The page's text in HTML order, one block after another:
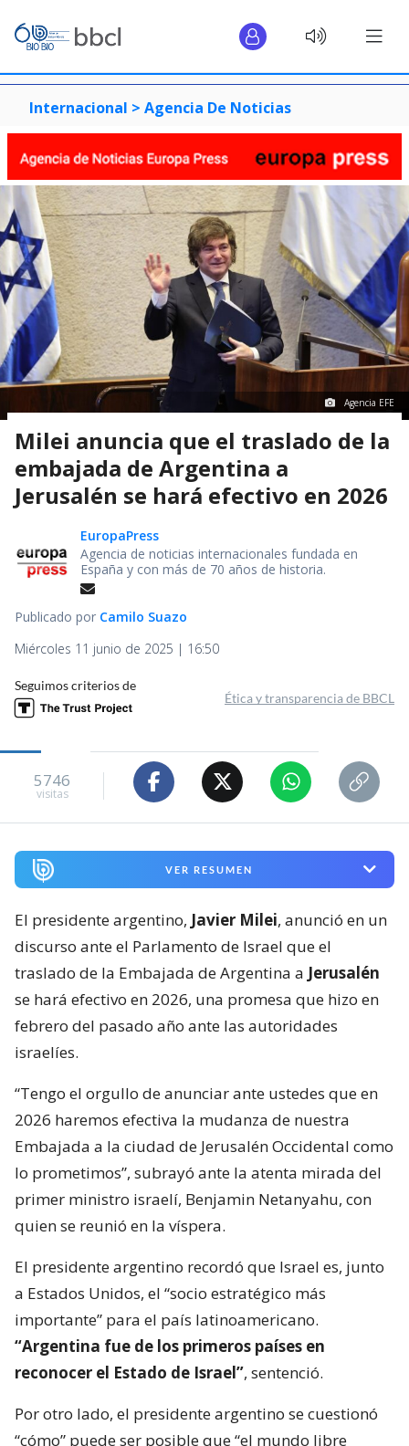
Internacional > Agencia De Noticias
Agencia EFE
Milei anuncia que el traslado de la
embajada de Argentina a
Jerusalén se hará efectivo en 2026
EuropaPress
Agencia de noticias internacionales fundada en
España y con más de 70 años de historia.
Publicado por Camilo Suazo
Miércoles 11 junio de 2025 | 16:50
Seguimos criterios de
Ética y transparencia de BBCL
5746
visitas
VER RESUMEN
El presidente argentino, Javier Milei, anunció en un
discurso ante el Parlamento de Israel que el
traslado de la Embajada de Argentina a Jerusalén
se hará efectivo en 2026, una promesa que hizo en
febrero del pasado año ante las autoridades
israelíes.
“Tengo el orgullo de anunciar ante ustedes que en
2026 haremos efectiva la mudanza de nuestra
Embajada a la ciudad de Jerusalén Occidental como
lo prometimos”, subrayó ante la atenta mirada del
primer ministro israelí, Benjamin Netanyahu, con
quien se reunió en la víspera.
El presidente argentino recordó que Israel es, junto
a Estados Unidos, el “socio estratégico más
importante” para el país latinoamericano.
“Argentina fue de los primeros países en
reconocer el Estado de Israel”, sentenció.
Por otro lado, el presidente argentino se cuestionó
“cómo” puede ser posible que “el mundo libre